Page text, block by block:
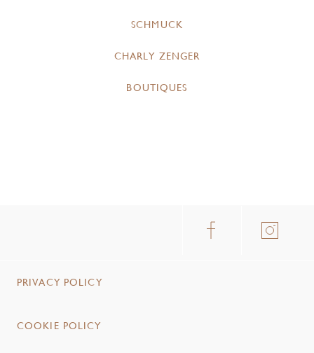
SCHMUCK
CHARLY ZENGER
BOUTIQUES
PRIVACY POLICY
COOKIE POLICY